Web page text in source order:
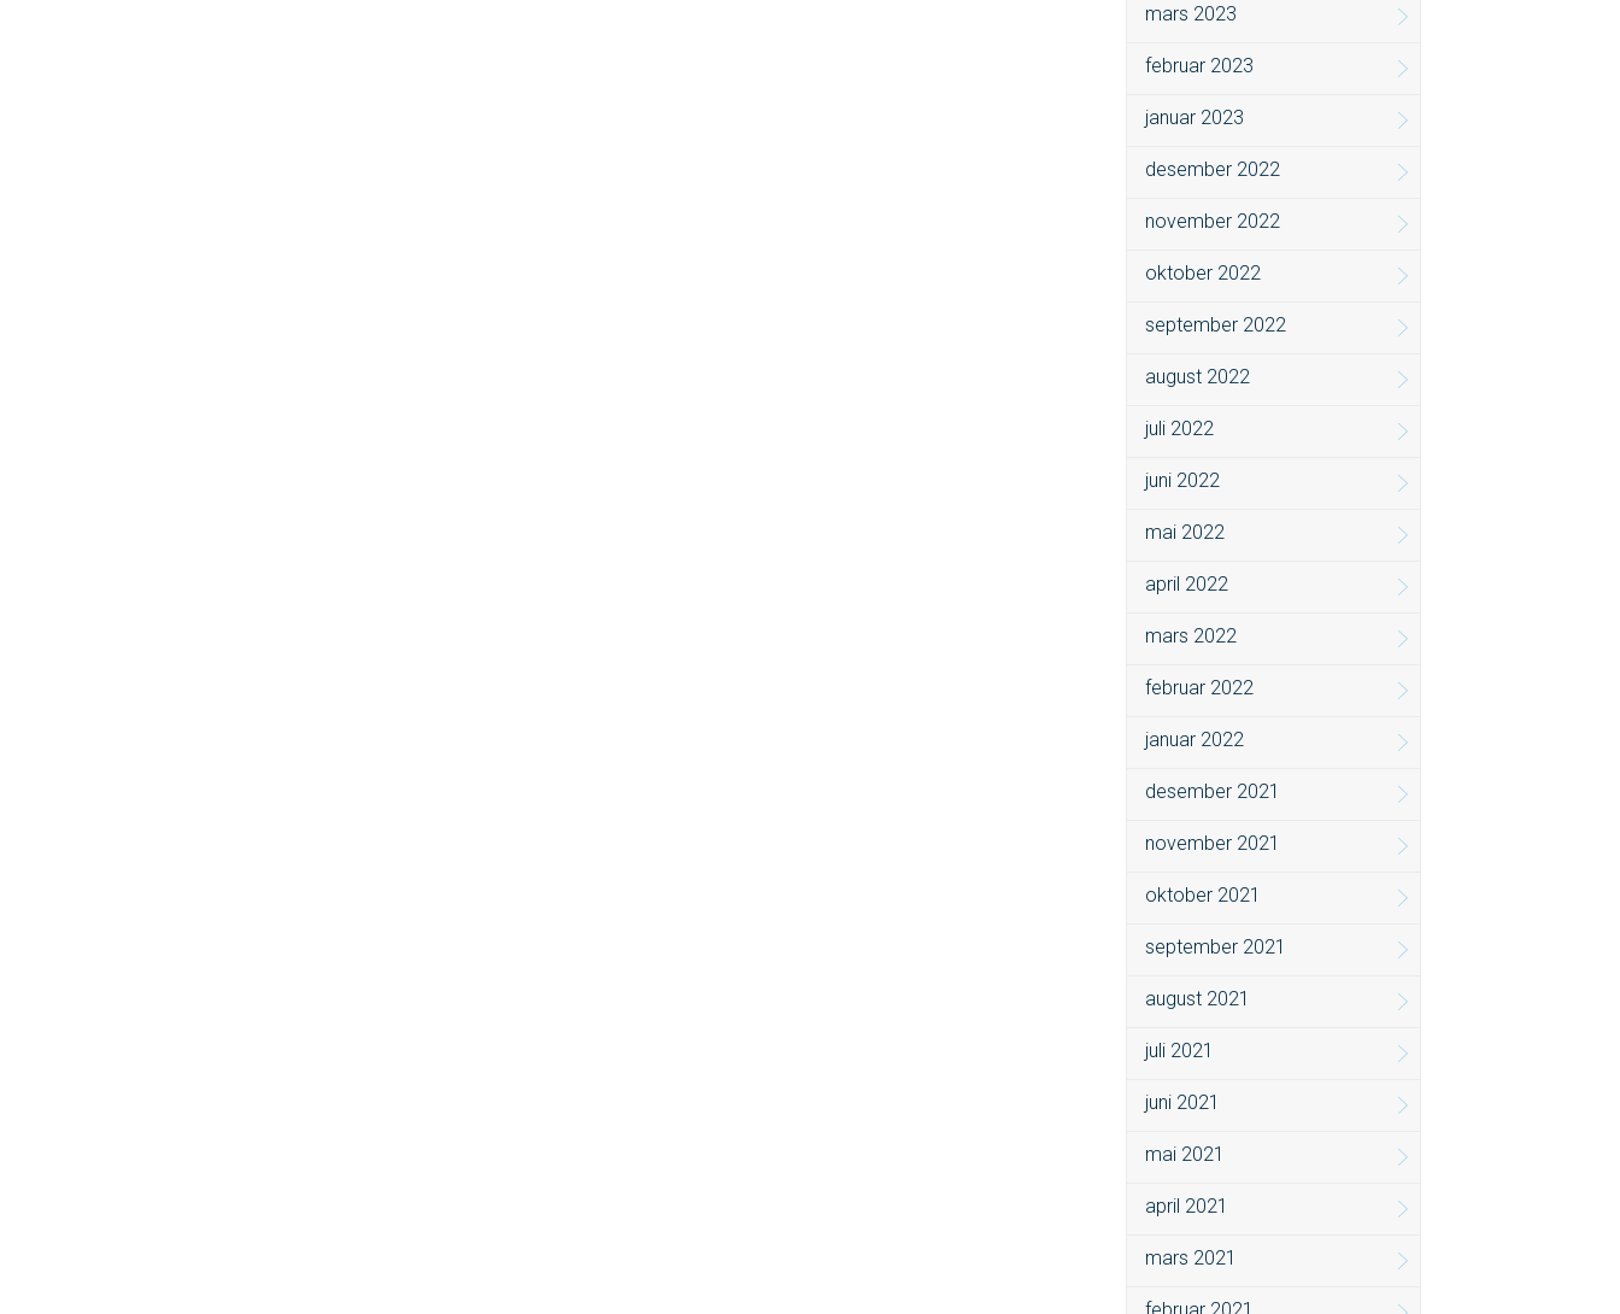
mars 2023
februar 2023
januar 2023
desember 2022
november 2022
oktober 2022
september 2022
august 2022
juli 2022
juni 2022
mai 2022
april 2022
mars 2022
februar 2022
januar 2022
desember 2021
november 2021
oktober 2021
september 2021
august 2021
juli 2021
juni 2021
mai 2021
april 2021
mars 2021